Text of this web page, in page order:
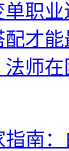
职
才
师
南